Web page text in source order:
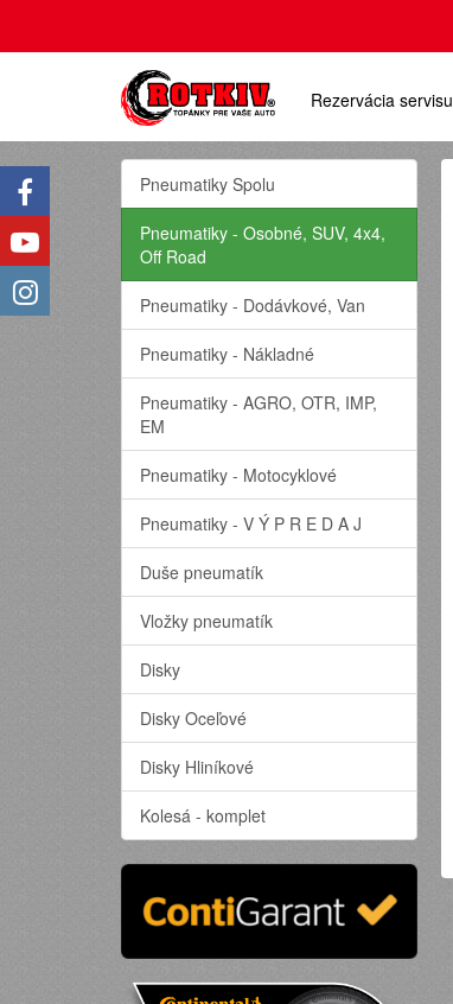
Rezervácia servisu
Pneumatiky Spolu
Pneumatiky - Osobné, SUV, 4x4,
Off Road
Pneumatiky - Dodávkové, Van
Pneumatiky - Nákladné
Pneumatiky - AGRO, OTR, IMP,
EM
Pneumatiky - Motocyklové
Pneumatiky - V Ý P R E D A J
Duše pneumatík
Vložky pneumatík
Disky
Disky Oceľové
Disky Hliníkové
Kolesá - komplet